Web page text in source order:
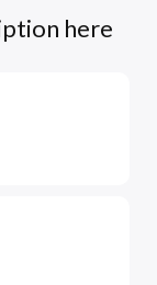
here